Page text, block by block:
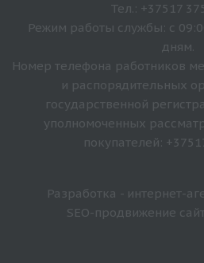
Тел.: +37517
Режим работы службы: с
дням.
Номер телефона работников
и распорядительных
государственной
уполномоченных
покупателей:
Разработка - интернет-
SEO-продвижение